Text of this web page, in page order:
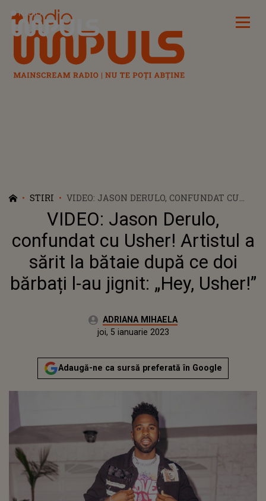
Radio Impuls
STIRI
VIDEO: JASON DERULO, CONFUNDAT CU
USHER! ARTISTUL A SĂRIT LA BĂTAIE
DUPĂ CE DOI BĂRBAȚI L-AU JIGNIT: „HEY,
USHER!”
VIDEO: Jason Derulo,
confundat cu Usher! Artistul a
sărit la bătaie după ce doi
bărbați l-au jignit: „Hey, Usher!”
Autor:ADRIANA MIHAELA
miercuri, 5 ianuarie 2022Actualizat:
joi, 5 ianuarie 2023
Adaugă-ne ca sursă preferată în Google